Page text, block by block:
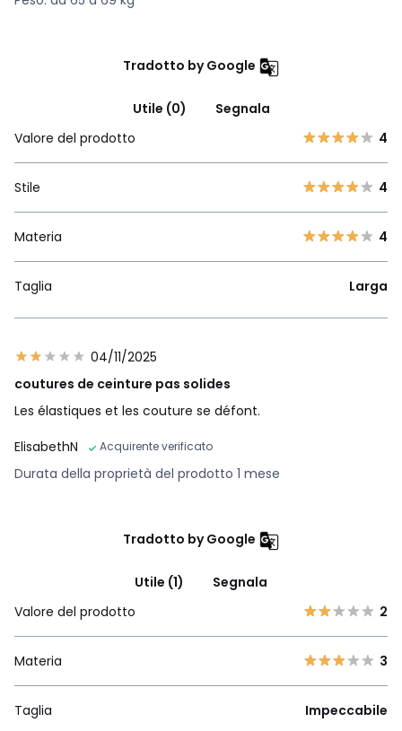
Tradotto by Google
Utile (0)
Segnala
Valore del prodotto
4
Stile 4
Materia 4
Taglia Larga
04/11/2025
coutures de ceinture pas solides
Les élastiques et les couture se défont.
ElisabethN
Acquirente verificato
Durata della proprietà del prodotto 1 mese
Tradotto by Google
Utile (1)
Segnala
Valore del prodotto
2
Materia 3
Taglia Impeccabile